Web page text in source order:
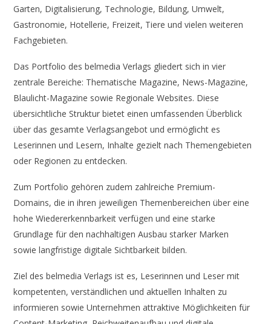
Garten, Digitalisierung, Technologie, Bildung, Umwelt,
Gastronomie, Hotellerie, Freizeit, Tiere und vielen weiteren
Fachgebieten.
Das Portfolio des belmedia Verlags gliedert sich in vier
zentrale Bereiche: Thematische Magazine, News-Magazine,
Blaulicht-Magazine sowie Regionale Websites. Diese
übersichtliche Struktur bietet einen umfassenden Überblick
über das gesamte Verlagsangebot und ermöglicht es
Leserinnen und Lesern, Inhalte gezielt nach Themengebieten
oder Regionen zu entdecken.
Zum Portfolio gehören zudem zahlreiche Premium-
Domains, die in ihren jeweiligen Themenbereichen über eine
hohe Wiedererkennbarkeit verfügen und eine starke
Grundlage für den nachhaltigen Ausbau starker Marken
sowie langfristige digitale Sichtbarkeit bilden.
Ziel des belmedia Verlags ist es, Leserinnen und Leser mit
kompetenten, verständlichen und aktuellen Inhalten zu
informieren sowie Unternehmen attraktive Möglichkeiten für